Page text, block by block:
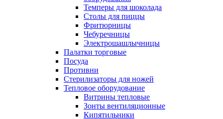
Темперы для шоколада
Столы для пиццы
Фритюрницы
Чебуречницы
Электрошашлычницы
Палатки торговые
Посуда
Противни
Стерилизаторы для ножей
Тепловое оборудование
Витрины тепловые
Зонты вентиляционные
Кипятильники